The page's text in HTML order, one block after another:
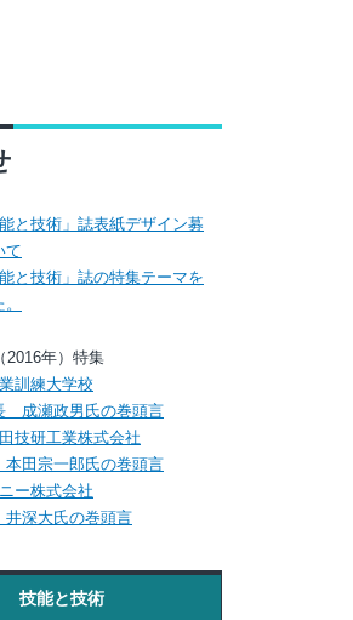
と技術」誌表紙デザイン募
て
と技術」誌の特集テーマを
2016年）特集
訓練大学校
成瀬政男氏の巻頭言
技研工業株式会社
田宗一郎氏の巻頭言
ー株式会社
深大氏の巻頭言
技能と技術